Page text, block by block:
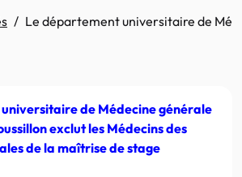
Le département universitaire de
de Médecine générale
exclut les Médecins des
de la maîtrise de stage